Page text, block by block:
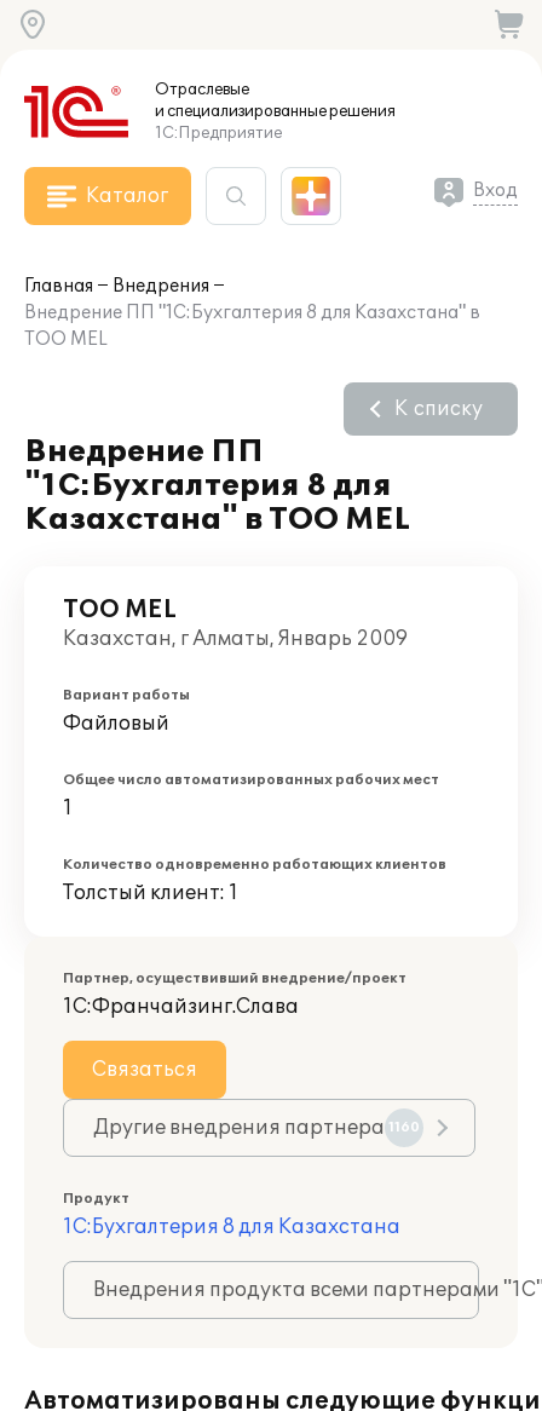
Отраслевые
и специализированныерешения
1С:Предприятие
Каталог Вход
Главная
Внедрения
Внедрение ПП "1С:Бухгалтерия 8 для Казахстана" в
ТОО MEL
Внедрение ПП
"1С:Бухгалтерия 8 для
Казахстана" в ТОО MEL
К списку
ТОО MEL
Казахстан, г Алматы, Январь 2009
Вариант работы
Файловый
Общее число автоматизированных рабочих мест
1
Количество одновременно работающих клиентов
Толстый клиент: 1
Партнер, осуществивший внедрение/проект
1С:Франчайзинг.Слава
Связаться
Другие внедрения партнера 1160
Продукт
1С:Бухгалтерия 8 для Казахстана
Внедрения продукта всеми партнерами
Автоматизированы следующие